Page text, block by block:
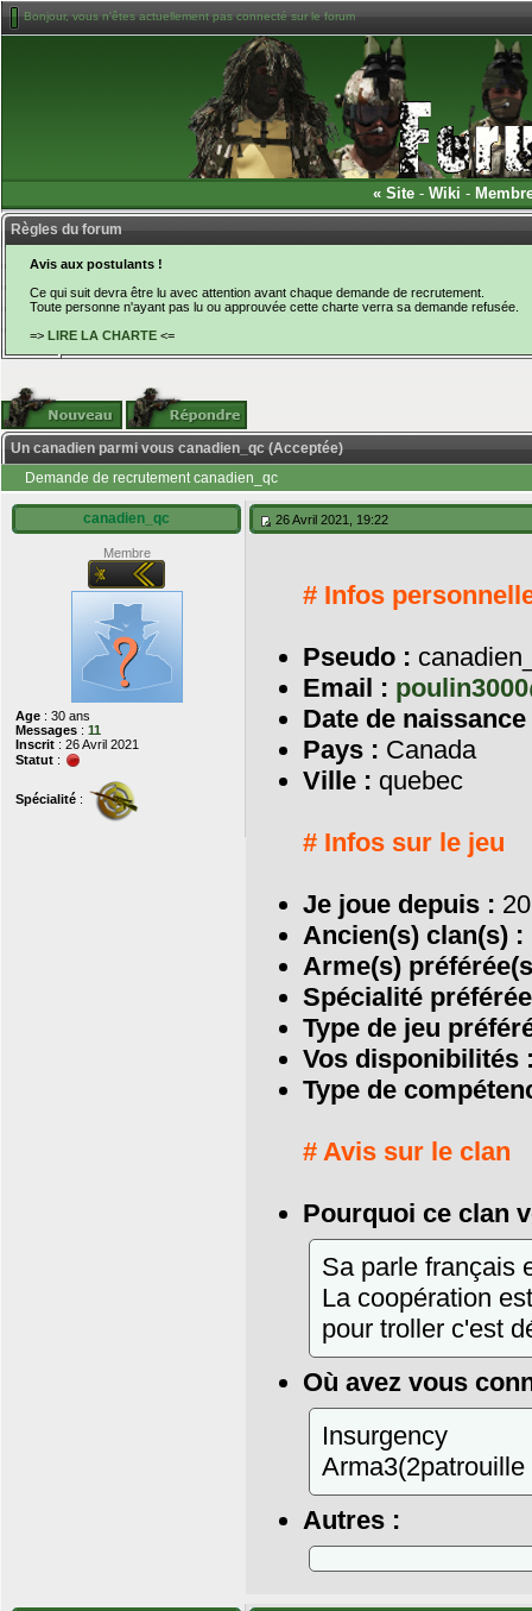
Bonjour, vous n'êtes actuellement pas connecté sur le forum
« Site - Wiki -
Règles du forum
Avis aux postulants !
Ce qui suit devra être lu avec attention avant chaque demande de recrutement.
Toute personne n'ayant pas lu ou approuvée cette charte verra sa demande refusée.
=> LIRE LA CHARTE <=
Un canadien parmi vous canadien_qc (Acceptée)
Demande de recrutement canadien_qc
canadien_qc
Membre
Age : 30 ans
Messages : 11
Inscrit : 26 Avril 2021
Statut :
Spécialité :
26 Avril 2021, 19:22
# Infos
Pseudo :
Email :
Date de naissance
Pays : Canada
Ville : quebec
# Infos sur le jeu
Je joue depuis :
Ancien(s) clan(s) :
Arme(s)
Spécialité
Type de jeu
Vos disponibilités
Type de
# Avis sur le clan
Pourquoi ce clan
Sa parle français
La coopération
pour troller c'est
Où avez vous
Insurgency
Autres :